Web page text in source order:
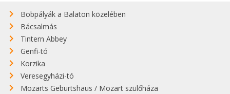
Bobpályák a Balaton közelében
Bácsalmás
Tintern Abbey
Genfi-tó
Korzika
Veresegyházi-tó
Mozarts Geburtshaus / Mozart szülőháza